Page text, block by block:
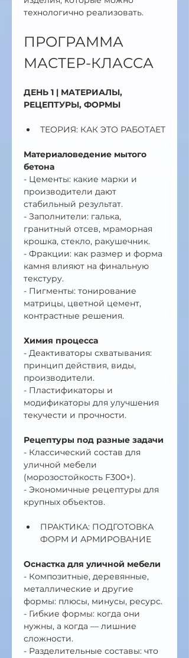
технологично реализовать.
ПРОГРАММА
МАСТЕР-КЛАССА
ДЕНЬ 1 | МАТЕРИАЛЫ,
РЕЦЕПТУРЫ, ФОРМЫ
ТЕОРИЯ: КАК ЭТО РАБОТАЕТ
Материаловедение мытого
бетона
- Цементы: какие марки и
производители дают
стабильный результат.
- Заполнители: галька,
гранитный отсев, мраморная
крошка, стекло, ракушечник.
- Фракции: как размер и форма
камня влияют на финальную
текстуру.
- Пигменты: тонирование
матрицы, цветной цемент,
контрастные решения.
Химия процесса
- Деактиваторы схватывания:
принцип действия, виды,
производители.
- Пластификаторы и
модификаторы для улучшения
текучести и прочности.
Рецептуры под разные задачи
- Классический состав для
уличной мебели
(морозостойкость F300+).
- Экономичные рецептуры для
крупных объектов.
ПРАКТИКА: ПОДГОТОВКА
ФОРМ И АРМИРОВАНИЕ
Оснастка для уличной мебели
- Композитные, деревянные,
металлические и другие
формы: плюсы, минусы, ресурс.
- Гибкие формы: когда они
нужны, а когда — лишние
сложности.
- Разделительные составы: что